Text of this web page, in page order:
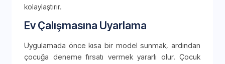
kolaylaştırır.
Ev Çalışmasına Uyarlama
Uygulamada önce kısa bir model sunmak, ardından
çocuğa deneme fırsatı vermek yararlı olur. Çocuk